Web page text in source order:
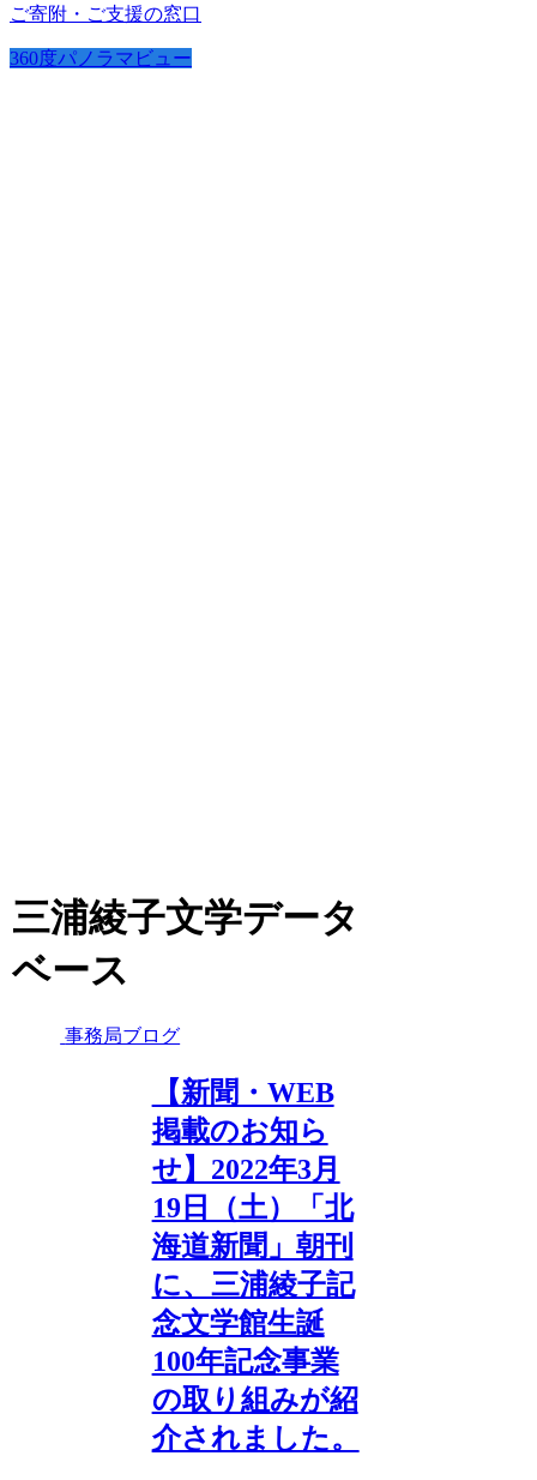
ご寄附・ご支援の窓口
360度パノラマビュー
三浦綾子文学データ
ベース
事務局ブログ
【新聞・WEB
掲載のお知ら
せ】2022年3月
19日（土）「北
海道新聞」朝刊
に、三浦綾子記
念文学館生誕
100年記念事業
の取り組みが紹
介されました。